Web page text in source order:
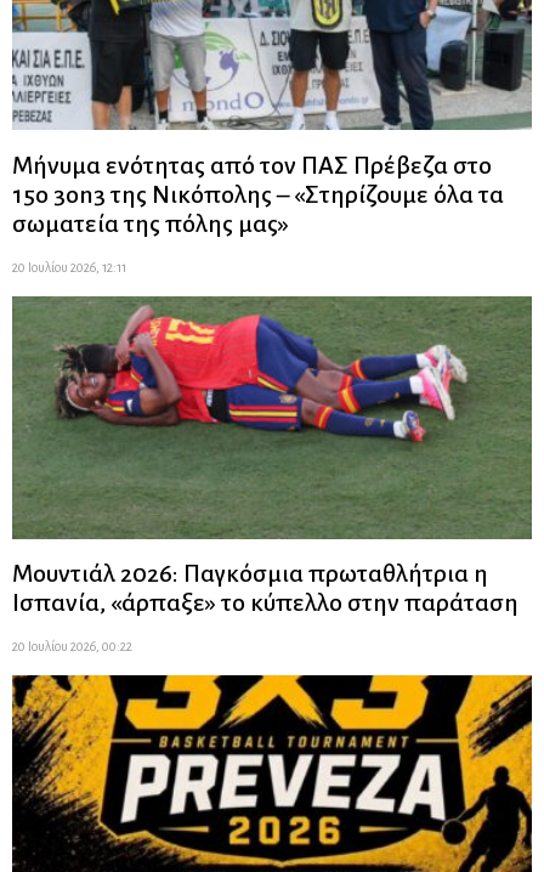
Μήνυμα ενότητας από τον ΠΑΣ Πρέβεζα στο
15ο 3on3 της Νικόπολης – «Στηρίζουμε όλα τα
σωματεία της πόλης μας»
20 Ιουλίου 2026, 12:11
Μουντιάλ 2026: Παγκόσμια πρωταθλήτρια η
Ισπανία, «άρπαξε» το κύπελλο στην παράταση
20 Ιουλίου 2026, 00:22